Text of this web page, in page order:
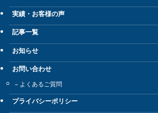
実績・お客様の声
記事一覧
お知らせ
お問い合わせ
よくあるご質問
プライバシーポリシー